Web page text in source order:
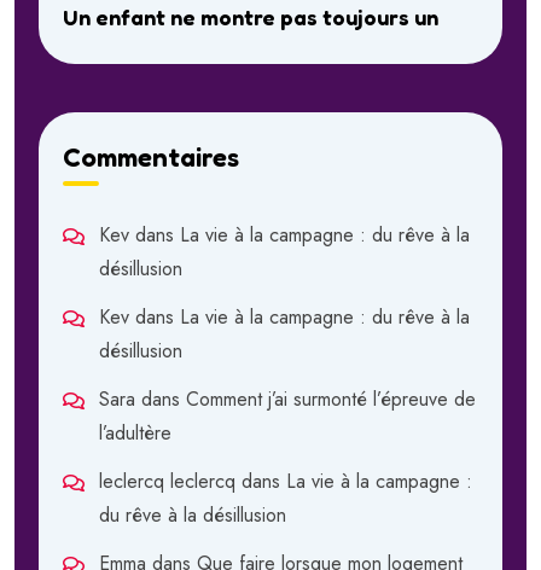
Un enfant ne montre pas toujours un
Commentaires
Kev dans La vie à la campagne : du rêve à la
désillusion
Kev dans La vie à la campagne : du rêve à la
désillusion
Sara dans Comment j’ai surmonté l’épreuve de
l’adultère
leclercq leclercq dans La vie à la campagne :
du rêve à la désillusion
Emma dans Que faire lorsque mon logement